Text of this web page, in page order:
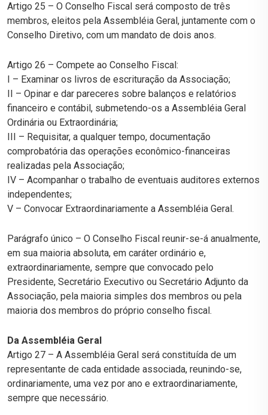
Artigo 25 – O Conselho Fiscal será composto de três
membros, eleitos pela Assembléia Geral, juntamente com o
Conselho Diretivo, com um mandato de dois anos.
Artigo 26 – Compete ao Conselho Fiscal:
I – Examinar os livros de escrituração da Associação;
II – Opinar e dar pareceres sobre balanços e relatórios
financeiro e contábil, submetendo-os a Assembléia Geral
Ordinária ou Extraordinária;
III – Requisitar, a qualquer tempo, documentação
comprobatória das operações econômico-financeiras
realizadas pela Associação;
IV – Acompanhar o trabalho de eventuais auditores externos
independentes;
V – Convocar Extraordinariamente a Assembléia Geral.
Parágrafo único – O Conselho Fiscal reunir-se-á anualmente,
em sua maioria absoluta, em caráter ordinário e,
extraordinariamente, sempre que convocado pelo
Presidente, Secretário Executivo ou Secretário Adjunto da
Associação, pela maioria simples dos membros ou pela
maioria dos membros do próprio conselho fiscal.
Da Assembléia Geral
Artigo 27 – A Assembléia Geral será constituída de um
representante de cada entidade associada, reunindo-se,
ordinariamente, uma vez por ano e extraordinariamente,
sempre que necessário.